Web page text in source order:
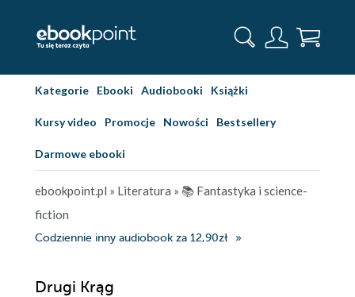
Kategorie Ebooki Audiobooki Książki
Kursy video Promocje Nowości Bestsellery
Darmowe ebooki
ebookpoint.pl » Literatura » 📚 Fantastyka i science-
fiction
Codziennie inny audiobook za 12,90zł
Drugi Krąg